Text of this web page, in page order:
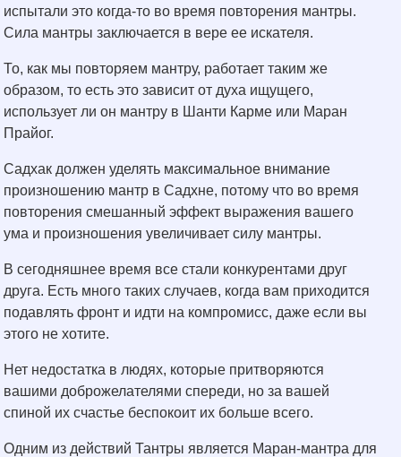
испытали это когда-то во время повторения мантры.
Сила мантры заключается в вере ее искателя.
То, как мы повторяем мантру, работает таким же
образом, то есть это зависит от духа ищущего,
использует ли он мантру в Шанти Карме или Маран
Прайог.
Садхак должен уделять максимальное внимание
произношению мантр в Садхне, потому что во время
повторения смешанный эффект выражения вашего
ума и произношения увеличивает силу мантры.
В сегодняшнее время все стали конкурентами друг
друга. Есть много таких случаев, когда вам приходится
подавлять фронт и идти на компромисс, даже если вы
этого не хотите.
Нет недостатка в людях, которые притворяются
вашими доброжелателями спереди, но за вашей
спиной их счастье беспокоит их больше всего.
Одним из действий Тантры является Маран-мантра для